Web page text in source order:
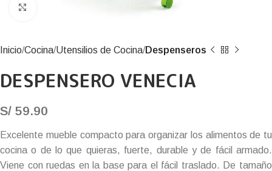
Inicio Cocina Utensilios de Cocina Despenseros
DESPENSERO VENECIA
S/ 59.90
Excelente mueble compacto para organizar los alimentos de tu
cocina o de lo que quieras, fuerte, durable y de fácil armado.
Viene con ruedas en la base para el fácil traslado. De tamaño